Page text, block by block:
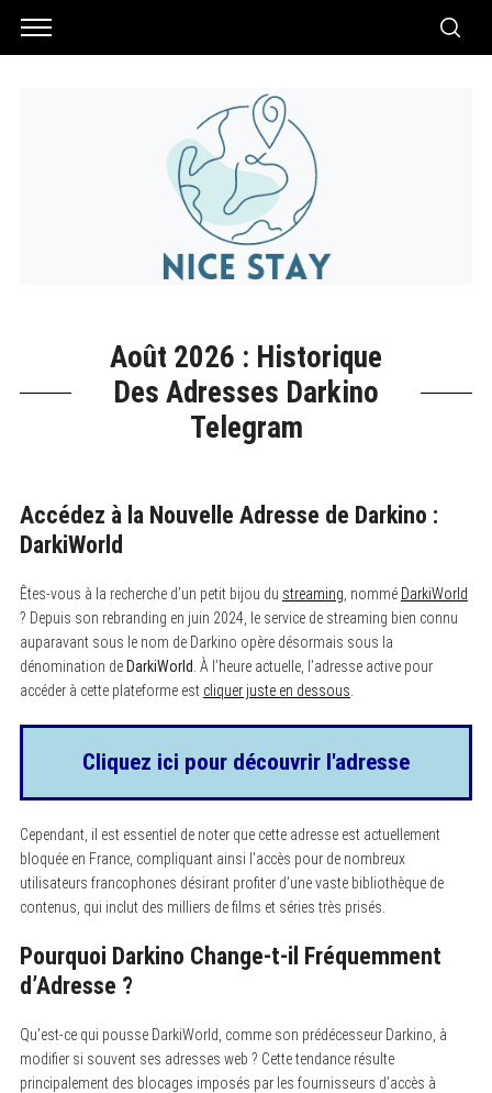
Août 2026 : Historique
Des Adresses Darkino
Telegram
Accédez à la Nouvelle Adresse de Darkino :
DarkiWorld
Êtes-vous à la recherche d’un petit bijou du streaming , nommé DarkiWorld
? Depuis son rebranding en juin 2024, le service de streaming bien connu
auparavant sous le nom de Darkino opère désormais sous la
dénomination de DarkiWorld . À l’heure actuelle, l’adresse active pour
accéder à cette plateforme est cliquer juste en dessous
Cliquez ici pour découvrir l'adresse
Cependant, il est essentiel de noter que cette adresse est actuellement
bloquée en France, compliquant ainsi l’accès pour de nombreux
utilisateurs francophones désirant profiter d’une vaste bibliothèque de
contenus, qui inclut des milliers de films et séries très prisés.
Pourquoi Darkino Change-t-il Fréquemment
d’Adresse ?
Qu’est-ce qui pousse DarkiWorld, comme son prédécesseur Darkino, à
modifier si souvent ses adresses web ? Cette tendance résulte
principalement des blocages imposés par les fournisseurs d’accès à